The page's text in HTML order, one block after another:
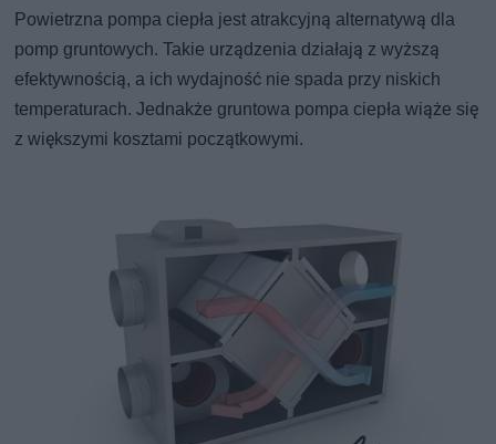
Powietrzna pompa ciepła jest atrakcyjną alternatywą dla
pomp gruntowych. Takie urządzenia działają z wyższą
efektywnością, a ich wydajność nie spada przy niskich
temperaturach. Jednakże gruntowa pompa ciepła wiąże się
z większymi kosztami początkowymi.